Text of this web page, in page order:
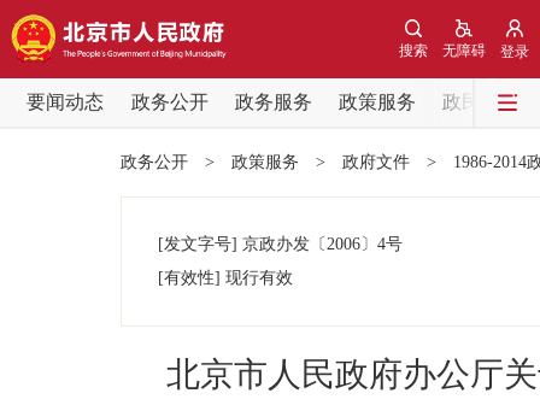
登录
无障碍
搜索
要闻动态 政务公开 政务服务 政策服务
政民互动
党中央精神
政务公开 > 政策服务 > 政府文件 > 1986-2014
[发文字号] 京政办发 〔2006〕 4号
[有效性] 现行有效
北京市人民政府办公厅